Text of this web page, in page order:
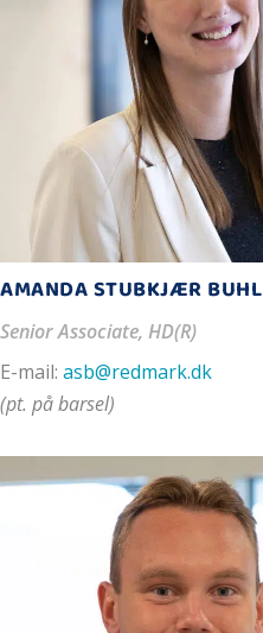
AMANDA STUBKJÆR BUHL
Senior Associate, HD(R)
E-mail: asb@redmark.dk
(pt. på barsel)